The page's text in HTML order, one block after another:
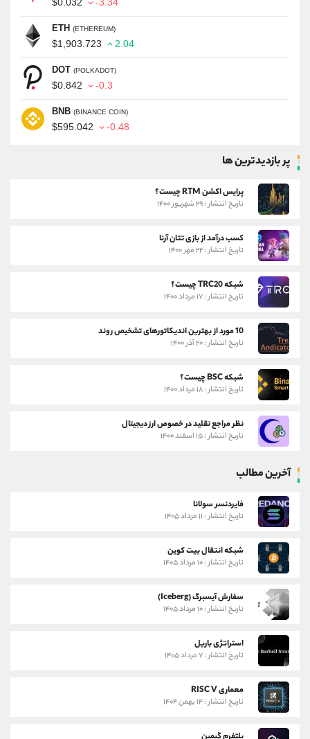
ETH (ETHEREUM)
$1,903.723 2.04
DOT (POLKADOT)
$0.842 -0.3
BNB (BINANCE COIN)
$595.042 -0.48
پر بازدیدترین ها
پرایس اکشن RTM چیست؟
تاریخ انتشار : ۲۹ شهریور ۱۴۰۰
کسب درآمد از بازی تتان آرنا
تاریخ انتشار : ۲۲ مهر ۱۴۰۰
شبکه TRC20 چیست؟
تاریخ انتشار : ۱۷ مرداد ۱۴۰۰
10 مورد از بهترین اندیکاتورهای تشخیص روند
تاریخ انتشار : ۲۰ آذر ۱۴۰۰
شبکه BSC چیست؟
تاریخ انتشار : ۱۸ مرداد ۱۴۰۰
نظر مراجع تقلید در خصوص ارز دیجیتال
تاریخ انتشار : ۱۵ اسفند ۱۴۰۰
آخرین مطالب
فایردنسر سولانا
تاریخ انتشار : ۱۱ مرداد ۱۴۰۵
شبکه انتقال بیت کوین
تاریخ انتشار : ۱۰ مرداد ۱۴۰۵
سفارش آیسبرگ (Iceberg)
تاریخ انتشار : ۱۰ مرداد ۱۴۰۵
استراتژی باربل
تاریخ انتشار : ۷ مرداد ۱۴۰۵
معماری RISC V
تاریخ انتشار : ۱۴ بهمن ۱۴۰۴